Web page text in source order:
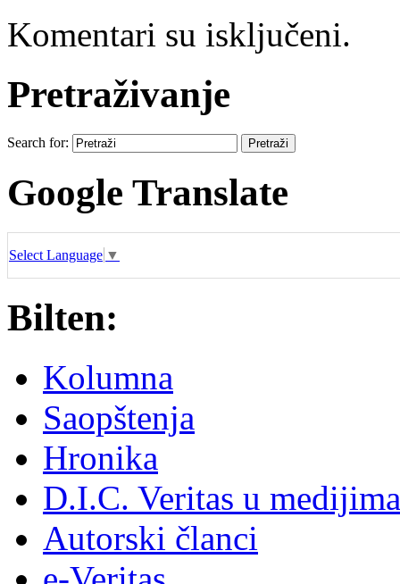
Komentari su isključeni.
Pretraživanje
Search for:
Google Translate
Select Language ▼
Bilten:
Kolumna
Saopštenja
Hronika
D.I.C. Veritas u medijima
Autorski članci